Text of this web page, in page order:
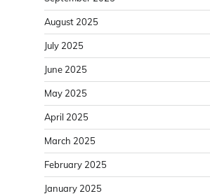
August 2025
July 2025
June 2025
May 2025
April 2025
March 2025
February 2025
January 2025